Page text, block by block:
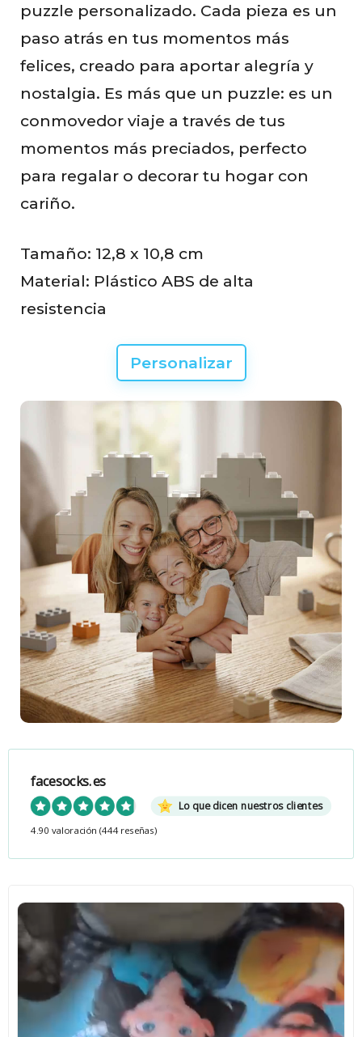
puzzle personalizado. Cada pieza es un
paso atrás en tus momentos más
felices, creado para aportar alegría y
nostalgia. Es más que un puzzle: es un
conmovedor viaje a través de tus
momentos más preciados, perfecto
para regalar o decorar tu hogar con
cariño.
Tamaño: 12,8 x 10,8 cm
Material: Plástico ABS de alta
resistencia
Personalizar
facesocks.es
Lo que dicen nuestros clientes
4.90 valoración (444 reseñas)